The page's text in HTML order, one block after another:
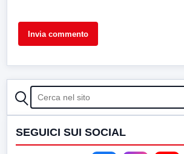
CERCA
SEGUICI SUI SOCIAL